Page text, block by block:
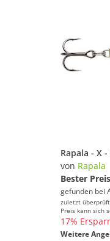
von Rapala
Bester Preis
gefunden bei
zuletzt
Preis kann sich
17%
Weitere